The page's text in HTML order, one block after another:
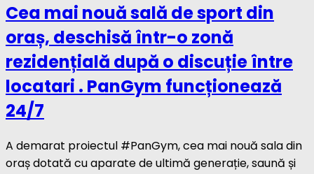
Cea mai nouă sală de sport din
oraș, deschisă într-o zonă
rezidențială după o discuție între
locatari . PanGym funcționează
24/7
A demarat proiectul #PanGym, cea mai nouă sala din
oraș dotată cu aparate de ultimă generație, saună și